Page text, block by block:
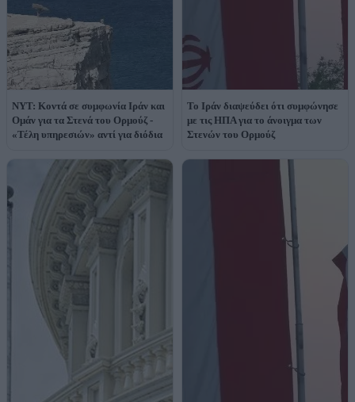
NYT: Κοντά σε συμφωνία Ιράν και
Ομάν για τα Στενά του Ορμούζ -
«Τέλη υπηρεσιών» αντί για διόδια
Το Ιράν διαψεύδει ότι συμφώνησε
με τις ΗΠΑ για το άνοιγμα των
Στενών του Ορμούζ